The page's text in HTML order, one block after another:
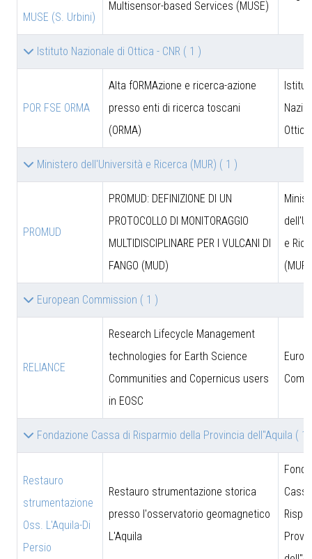
MUSE (S. Urbini)
Multisensor-based Services (MUSE)
Istituto Nazionale di Ottica - CNR ( 1 )
POR FSE ORMA
Alta fORMAzione e ricerca-azione
presso enti di ricerca toscani
(ORMA)
Ottica
Ministero dell'Università e Ricerca (MUR) ( 1 )
PROMUD
PROMUD: DEFINIZIONE DI UN
PROTOCOLLO DI MONITORAGGIO
MULTIDISCIPLINARE PER I VULCANI DI
FANGO (MUD)
e
(MUR)
European Commission ( 1 )
RELIANCE
Research Lifecycle Management
technologies for Earth Science
Communities and Copernicus users
in EOSC
Fondazione Cassa di Risparmio della Provincia dell''Aquila ( 1
Restauro
strumentazione
Oss. L'Aquila-Di
Persio
Restauro strumentazione storica
presso l'osservatorio geomagnetico
L'Aquila